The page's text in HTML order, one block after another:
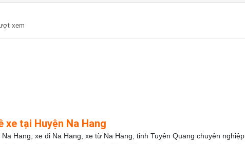
xem
xe tại Huyện Na Hang
Hang, xe đi Na Hang, xe từ Na Hang, tỉnh Tuyên Quang chuyên nghiệp,